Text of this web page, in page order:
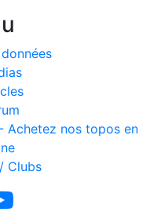
Achetez nos topos en
Clubs